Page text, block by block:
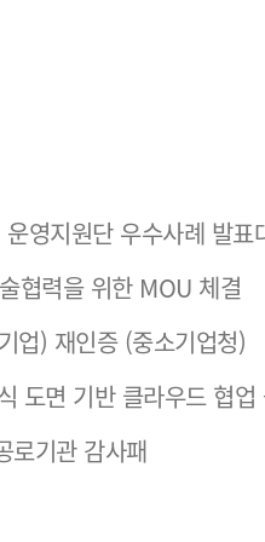
영지원단 우수사례 발
협력을 위한 MOU 체결
업) 재인증 (중소기업청)
도면 기반 클라우드 협
로기관 감사패